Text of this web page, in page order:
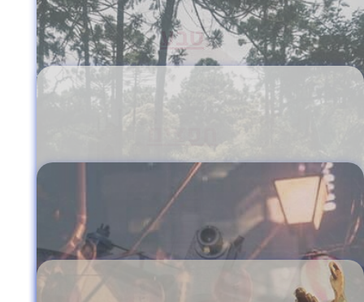
טבע
חפצים
יפני